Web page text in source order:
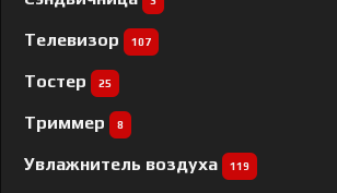
Телевизор 107
Тостер 25
Триммер 8
Увлажнитель воздуха 119